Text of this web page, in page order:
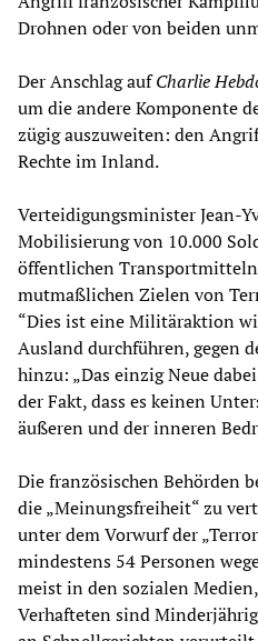
Drohnen oder von beiden
Der Anschlag aufCharlie
um die andere Komponente
zügig auszuweiten: den
Rechte im Inland.
Verteidigungsminister Jean-
Mobilisierung von 10.000
öffentlichen
mutmaßlichen Zielen von
“Dies ist eine Militäraktion
Ausland durchführen, gegen
hinzu: „Das einzig Neue
der Fakt, dass es keinen
äußeren und der inneren
Die französischen Behörden
die „Meinungsfreiheit“ zu
unter dem Vorwurf der
mindestens 54 Personen
meist in den sozialen
Verhafteten sind